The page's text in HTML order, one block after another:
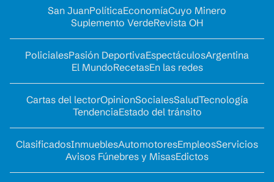
San JuanPolíticaEconomíaCuyo Minero
Suplemento VerdeRevista OH
PolicialesPasión DeportivaEspectáculosArgentina
El MundoRecetasEn las redes
Cartas del lectorOpinionSocialesSaludTecnología
TendenciaEstado del tránsito
ClasificadosInmueblesAutomotoresEmpleosServicios
Avisos Fúnebres y MisasEdictos